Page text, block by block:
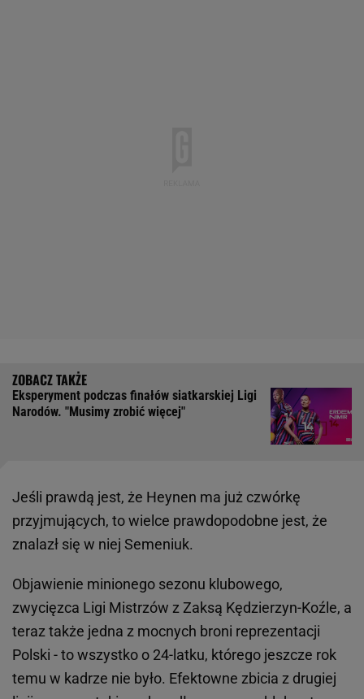
Eksperyment podczas finałów siatkarskiej Ligi
Narodów. "Musimy zrobić więcej"
Jeśli prawdą jest, że Heynen ma już czwórkę
przyjmujących, to wielce prawdopodobne jest, że
znalazł się w niej Semeniuk.
Objawienie minionego sezonu klubowego,
zwycięzca Ligi Mistrzów z Zaksą Kędzierzyn-Koźle, a
teraz także jedna z mocnych broni reprezentacji
Polski - to wszystko o 24-latku, którego jeszcze rok
temu w kadrze nie było. Efektowne zbicia z drugiej